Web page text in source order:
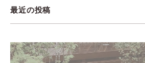
最近の投稿